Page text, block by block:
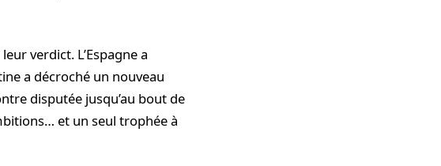
verdict. L’Espagne a
a décroché un nouveau
disputée jusqu’au bout de
et un seul trophée à